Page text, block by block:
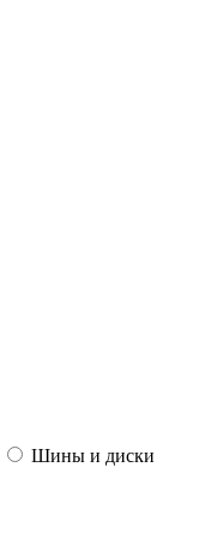
Шины и диски